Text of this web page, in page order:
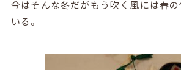
今はそんな冬だがもう吹く風には春
いる。